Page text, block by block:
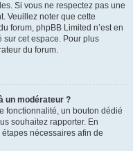
Si vous ne respectez pas une
Veuillez noter que cette
forum, phpBB Limited n’est en
cet espace. Pour plus
du forum.
un modérateur ?
fonctionnalité, un bouton dédié
souhaitez rapporter. En
nécessaires afin de